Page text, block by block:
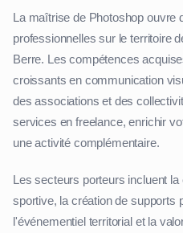
La maîtrise de Photoshop ouvre
professionnelles sur le territoire
Berre. Les compétences
croissants en communication
des associations et des
services en freelance, enrichir
une activité complémentaire.
Les secteurs porteurs incluent
sportive, la création de supports
l'événementiel territorial et la